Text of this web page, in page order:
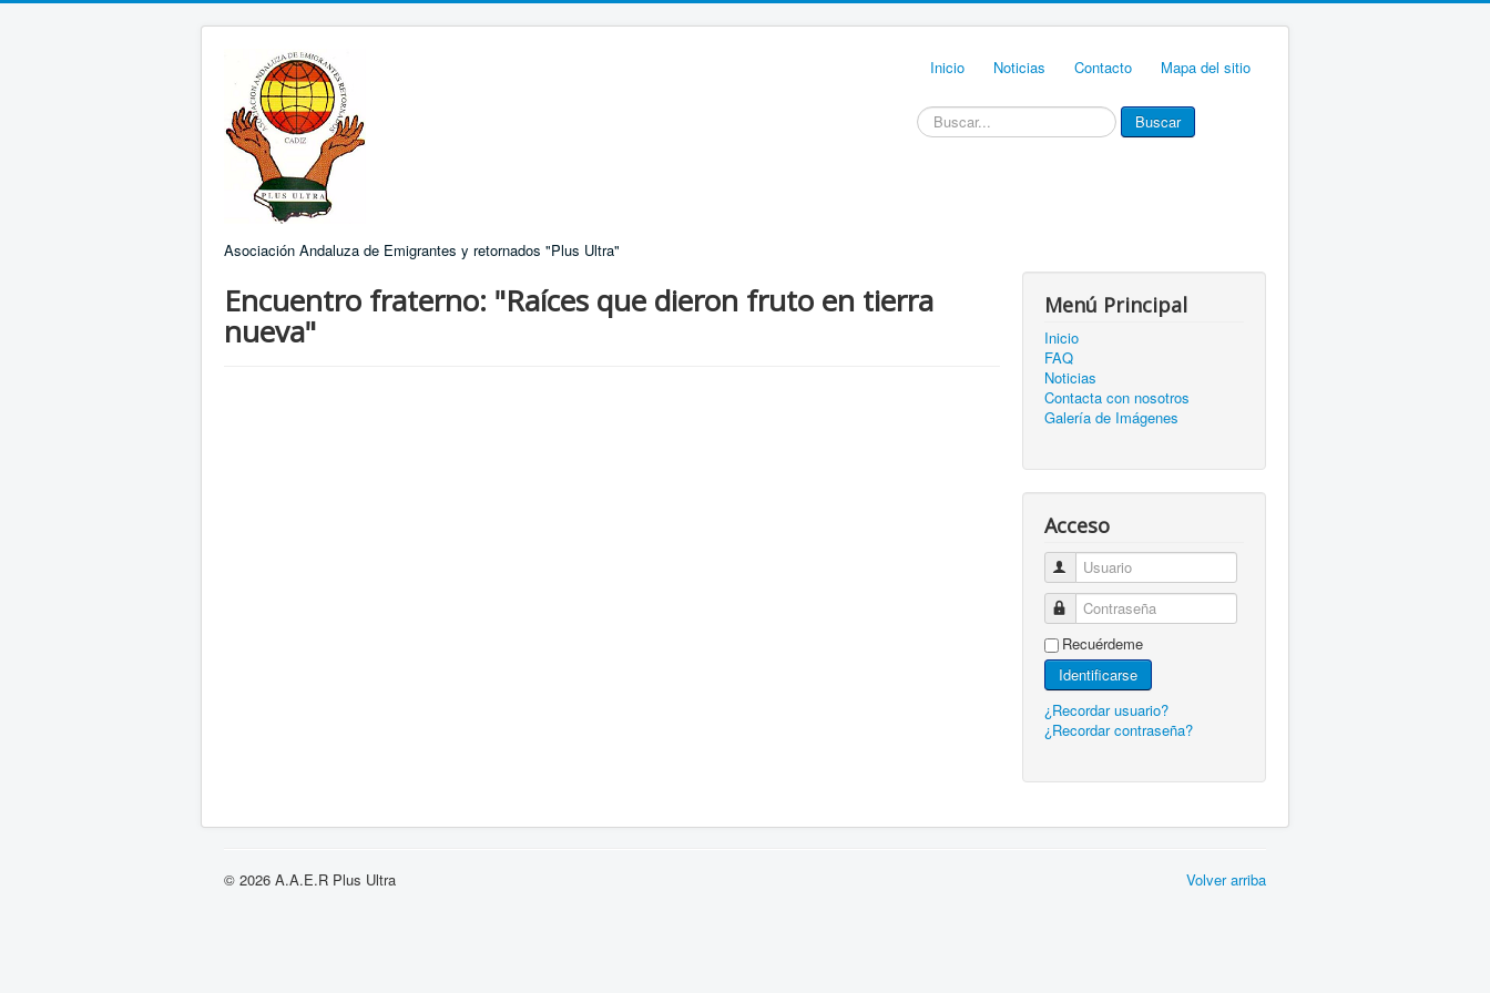
Asociación Andaluza de Emigrantes y retornados "Plus Ultra"
Inicio Noticias Contacto Mapa del sitio
Buscar... Buscar
Encuentro fraterno: "Raíces que dieron fruto en tierra
nueva"
Menú Principal
Inicio
FAQ
Noticias
Contacta con nosotros
Galería de Imágenes
Acceso
Usuario
Contraseña
Recuérdeme
Identificarse
¿Recordar usuario?
¿Recordar contraseña?
Volver arriba
© 2026 A.A.E.R Plus Ultra